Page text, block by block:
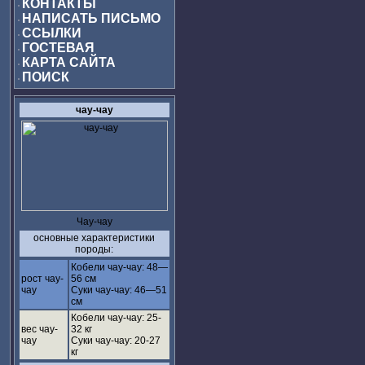
КОНТАКТЫ
НАПИСАТЬ ПИСЬМО
ССЫЛКИ
ГОСТЕВАЯ
КАРТА САЙТА
ПОИСК
чау-чау
Чау-чау
основные характеристики
породы:
рост чау-
чау
Кобели чау-чау: 48—
56 см
Суки чау-чау: 46—51
см
вес чау-
чау
Кобели чау-чау: 25-
32 кг
Суки чау-чау: 20-27
кг